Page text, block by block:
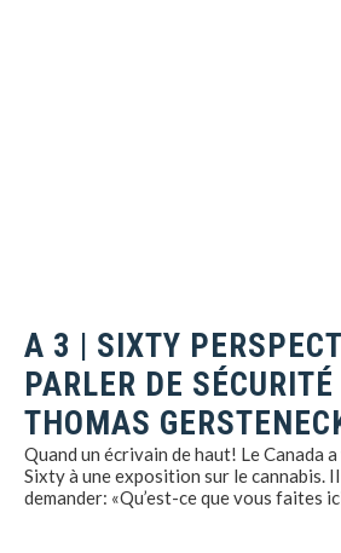
A 3 | SIXTY
PARLER DE
THOMAS
Quand un écrivain de haut! Le Canada
Sixty à une exposition sur le cannabis.
demander: «Qu’est-ce que vous faites